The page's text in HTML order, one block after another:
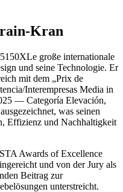
Kran
große internationale
und seine Technologie. Er
mit dem „Prix de
Interempresas Media in
— Categoría Elevación,
was seinen
Effizienz und Nachhaltigkeit
Awards of Excellence
und von der Jury als
Beitrag zur
unterstreicht.